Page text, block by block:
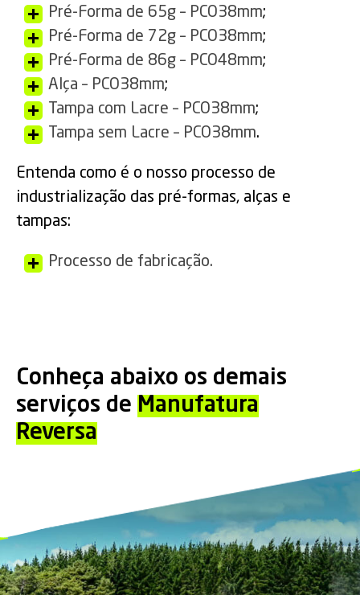
Pré-Forma de 65g – PCO38mm;
Pré-Forma de 72g – PCO38mm;
Pré-Forma de 86g – PCO48mm;
Alça – PCO38mm;
Tampa com Lacre – PCO38mm;
Tampa sem Lacre – PCO38mm.
Entenda como é o nosso processo de
industrialização das pré-formas, alças e
tampas:
Processo de fabricação.
Conheça abaixo os demais
serviços de Manufatura
Reversa